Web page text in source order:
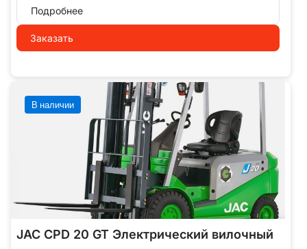
Подробнее
Заказать
В наличии
JAC CPD 20 GT Электрический вилочный